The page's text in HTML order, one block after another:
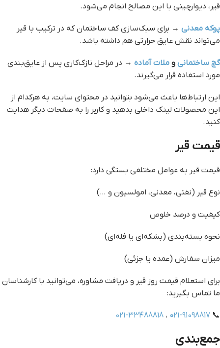
قیر، دیوارچینی با این مصالح انجام می‌شود.
پوکه معدنی → برای سبک‌سازی کف ساختمان که در ترکیب با قیر
می‌تواند نقش عایق حرارتی هم داشته باشد.
گچ ساختمانی و ملات آماده → در مراحل نازک‌کاری پس از عایق‌بندی
مورد استفاده قرار می‌گیرند.
این ارتباط‌ها باعث می‌شود بتوانید در محتوای سایت، به هرکدام از
این محصولات لینک داخلی بدهید و کاربر را به صفحات دیگر هدایت
کنید.
قیمت قیر
قیمت قیر به عوامل مختلفی بستگی دارد:
نوع قیر (نفتی، معدنی، امولسیون و …)
کیفیت و درصد خلوص
نحوه بسته‌بندی (بشکه‌ای یا فله‌ای)
میزان سفارش (عمده یا جزئی)
برای استعلام قیمت روز قیر و دریافت مشاوره، می‌توانید با کارشناسان
ما تماس بگیرید:
📞
021-91098817 ، 021-33488818
جمع‌بندی